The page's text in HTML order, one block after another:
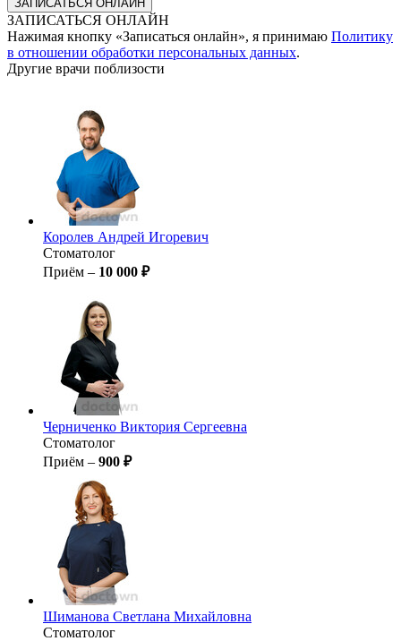
ЗАПИСАТЬСЯ ОНЛАЙН
Нажимая кнопку «Записаться онлайн», я принимаю Политику
в отношении обработки персональных данных.
Другие врачи поблизости
Королев Андрей Игоревич
Стоматолог
Приём – 10 000 ₽
Черниченко Виктория Сергеевна
Стоматолог
Приём – 900 ₽
Шиманова Светлана Михайловна
Стоматолог